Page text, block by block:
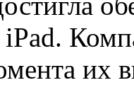
их